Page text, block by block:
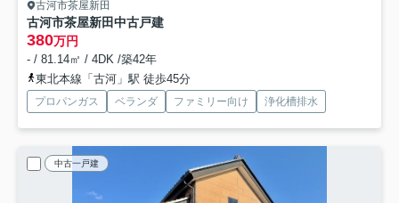
古河市茶屋新田
古河市茶屋新田中古戸建
380万円
- / 81.14㎡ / 4DK /築42年
東北本線「古河」駅 徒歩45分
プロパンガス ベランダ ファミリー向け 浄化槽排水
中古一戸建